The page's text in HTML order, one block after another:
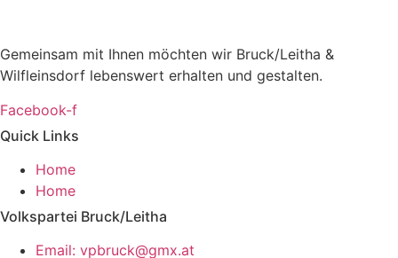
Gemeinsam mit Ihnen möchten wir Bruck/Leitha &
Wilfleinsdorf lebenswert erhalten und gestalten.
Facebook-f
Quick Links
Home
Home
Volkspartei Bruck/Leitha
Email: vpbruck@gmx.at